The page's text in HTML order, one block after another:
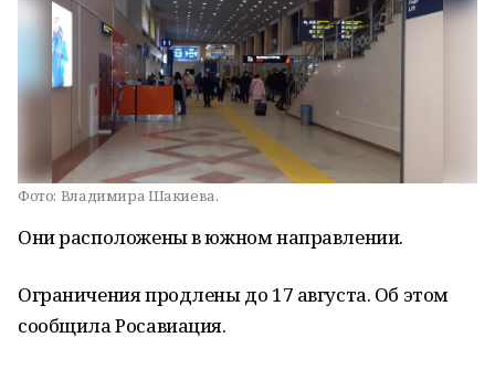
Фото: Владимира Шакиева.
Они расположены в южном направлении.
Ограничения продлены до 17 августа. Об этом
сообщила Росавиация.